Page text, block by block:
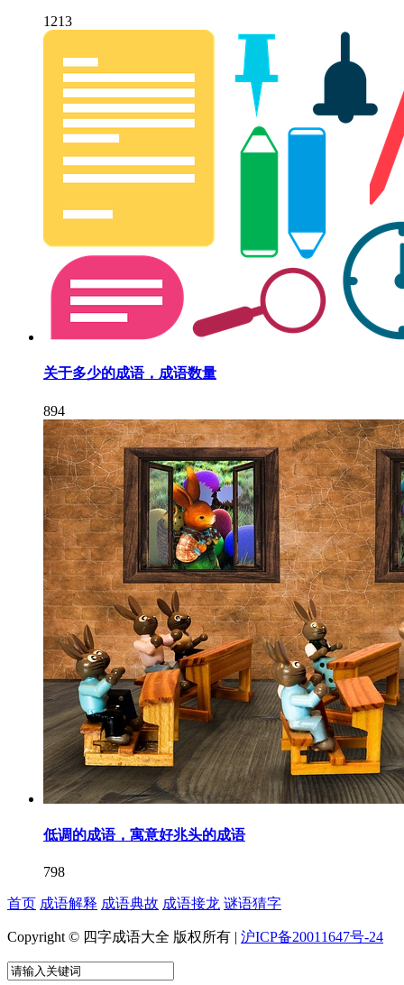
1213
关于多少的成语，成语数量
894
低调的成语，寓意好兆头的成语
798
首页 成语解释 成语典故 成语接龙 谜语猜字
Copyright © 四字成语大全 版权所有 | 沪ICP备20011647号-24